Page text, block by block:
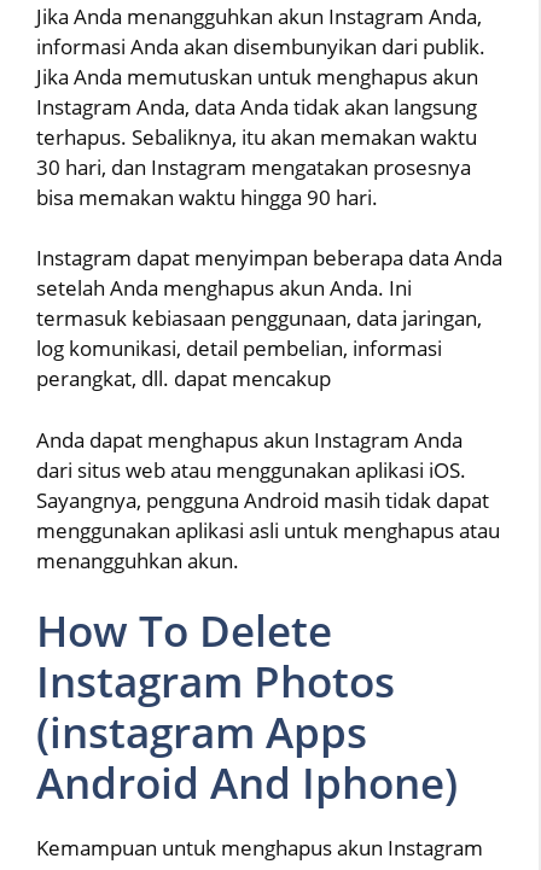
Jika Anda menangguhkan akun Instagram Anda,
informasi Anda akan disembunyikan dari publik.
Jika Anda memutuskan untuk menghapus akun
Instagram Anda, data Anda tidak akan langsung
terhapus. Sebaliknya, itu akan memakan waktu
30 hari, dan Instagram mengatakan prosesnya
bisa memakan waktu hingga 90 hari.
Instagram dapat menyimpan beberapa data Anda
setelah Anda menghapus akun Anda. Ini
termasuk kebiasaan penggunaan, data jaringan,
log komunikasi, detail pembelian, informasi
perangkat, dll. dapat mencakup
Anda dapat menghapus akun Instagram Anda
dari situs web atau menggunakan aplikasi iOS.
Sayangnya, pengguna Android masih tidak dapat
menggunakan aplikasi asli untuk menghapus atau
menangguhkan akun.
How To Delete
Instagram Photos
(instagram Apps
Android And Iphone)
Kemampuan untuk menghapus akun Instagram